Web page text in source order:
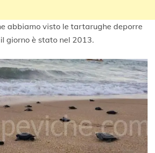
abbiamo visto le tartarughe deporre
giorno è stato nel 2013.